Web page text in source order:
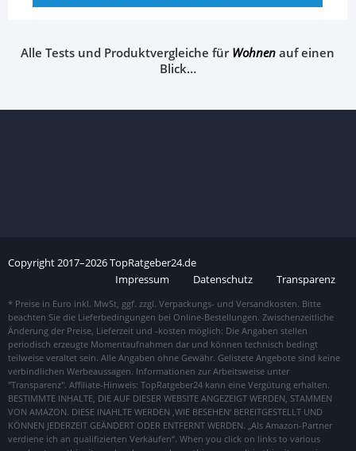
Alle Tests und Produktvergleiche fürWohnenauf einen
Blick…
Copyright2017–2026TopRatgeber24.de
Impressum
Datenschutz Transparenz